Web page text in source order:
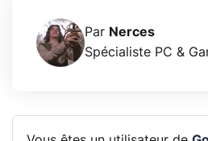
Par Nerces
Spécialiste PC &